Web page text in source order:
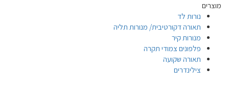
מוצרים
נורות לד
תאורה דקורטיבית/ מנורות תליה
מנורות קיר
פלפונים צמודי תקרה
תאורה שקועה
צילינדרים